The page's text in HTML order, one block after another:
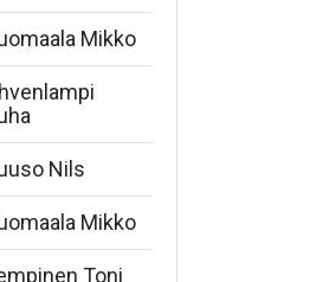
Mikko
Nils
Mikko
Toni